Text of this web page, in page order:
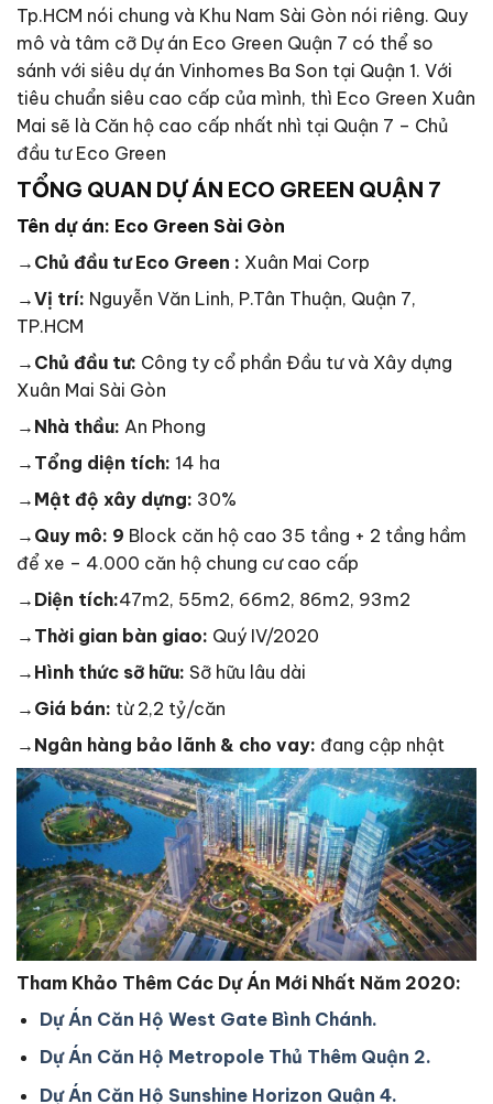
Tp.HCM nói chung và Khu Nam Sài Gòn nói riêng. Quy
mô và tâm cỡ Dự án Eco Green Quận 7 có thể so
sánh với siêu dự án Vinhomes Ba Son tại Quận 1. Với
tiêu chuẩn siêu cao cấp của mình, thì Eco Green Xuân
Mai sẽ là Căn hộ cao cấp nhất nhì tại Quận 7 – Chủ
đầu tư Eco Green
TỔNG QUAN DỰ ÁN ECO GREEN QUẬN 7
Tên dự án: Eco Green Sài Gòn
→Chủ đầu tư Eco Green : Xuân Mai Corp
→Vị trí: Nguyễn Văn Linh, P.Tân Thuận, Quận 7,
TP.HCM
→Chủ đầu tư: Công ty cổ phần Đầu tư và Xây dựng
Xuân Mai Sài Gòn
→Nhà thầu: An Phong
→Tổng diện tích: 14 ha
→Mật độ xây dựng: 30%
→Quy mô: 9 Block căn hộ cao 35 tầng + 2 tầng hầm
để xe – 4.000 căn hộ chung cư cao cấp
→Diện tích:47m2, 55m2, 66m2, 86m2, 93m2
→Thời gian bàn giao: Quý IV/2020
→Hình thức sỡ hữu: Sỡ hữu lâu dài
→Giá bán: từ 2,2 tỷ/căn
→Ngân hàng bảo lãnh & cho vay: đang cập nhật
Tham Khảo Thêm Các Dự Án Mới Nhất Năm 2020:
Dự Án Căn Hộ West Gate Bình Chánh.
Dự Án Căn Hộ Metropole Thủ Thêm Quận 2.
Dự Án Căn Hộ Sunshine Horizon Quận 4.